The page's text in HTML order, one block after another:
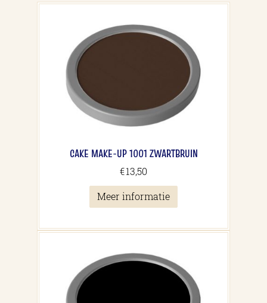
CAKE MAKE-UP 1001 ZWARTBRUIN
€13,50
Meer informatie